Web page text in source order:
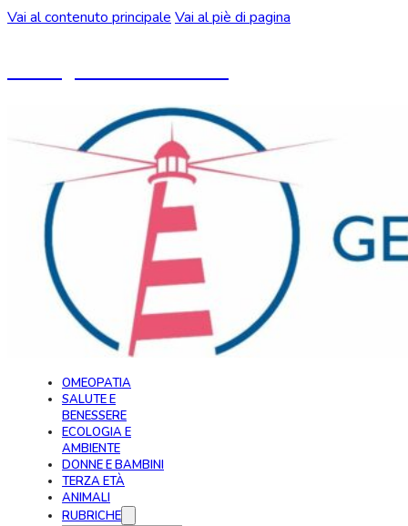
Vai al contenuto principale Vai al piè di pagina
OMEOPATIA
SALUTE E
BENESSERE
ECOLOGIA E
AMBIENTE
DONNE E BAMBINI
TERZA ETÀ
ANIMALI
RUBRICHE